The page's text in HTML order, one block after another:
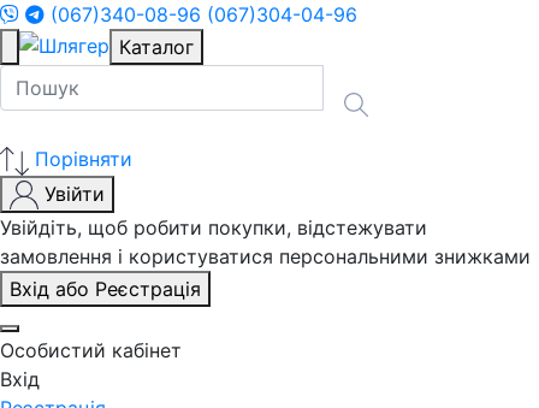
(067)340-08-96 (067)304-04-96
Каталог
Порівняти
Увійти
Увійдіть, щоб робити покупки, відстежувати
замовлення і користуватися персональними знижками
Вхід або Реєстрація
Особистий кабінет
Вхід